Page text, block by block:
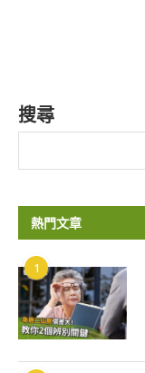
搜尋
熱門文章
1